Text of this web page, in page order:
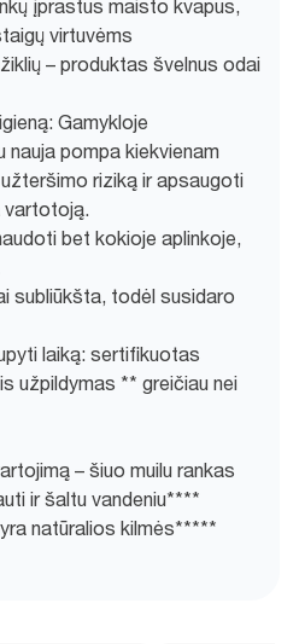
įprastus maisto kvapus,
virtuvėms
– produktas švelnus odai
Gamykloje
pompa kiekvienam
riziką ir apsaugoti
vartotoją.
bet kokioje aplinkoje,
subliūkšta, todėl susidaro
laiką: sertifikuotas
užpildymas ** greičiau nei
– šiuo muilu rankas
ir šaltu vandeniu****
natūralios kilmės*****